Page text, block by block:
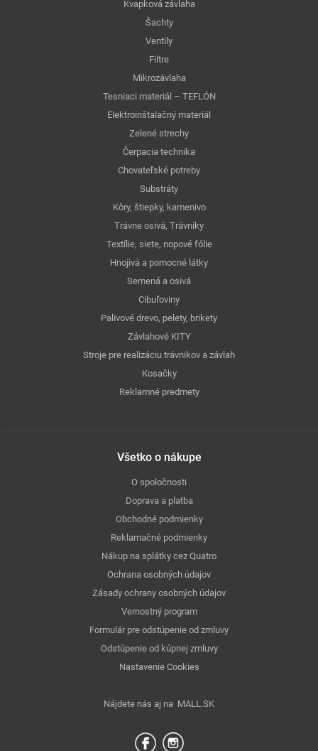
Kvapková závlaha
Šachty
Ventily
Filtre
Mikrozávlaha
Tesniaci materiál – TEFLÓN
Elektroinštalačný materiál
Zelené strechy
Čerpacia technika
Chovateľské potreby
Substráty
Kôry, štiepky, kamenivo
Trávne osivá, Trávniky
Textílie, siete, nopové fólie
Hnojivá a pomocné látky
Semená a osivá
Cibuľoviny
Palivové drevo, pelety, brikety
Závlahové KITY
Stroje pre realizáciu trávnikov a závlah
Kosačky
Reklamné predmety
Všetko o nákupe
O spoločnosti
Doprava a platba
Obchodné podmienky
Reklamačné podmienky
Nákup na splátky cez Quatro
Ochrana osobných údajov
Zásady ochrany osobných údajov
Vernostný program
Formulár pre odstúpenie od zmluvy
Odstúpenie od kúpnej zmluvy
Nastavenie Cookies
Nájdete nás aj na MALL.SK